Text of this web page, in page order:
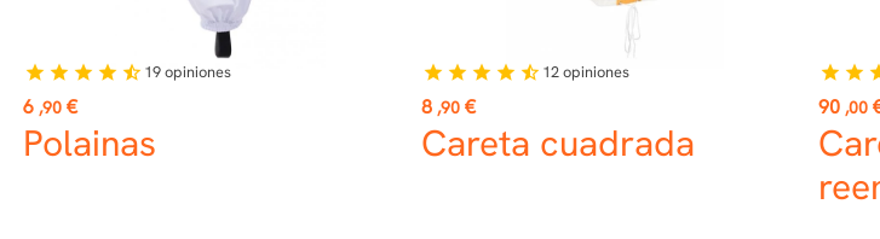
Precio
6 ,90 €
Polainas
star star star star star_half 19opiniones
Precio
8 ,90 €
Careta cuadrada
star star star star star_half 12opiniones
Precio
90 ,00
star star